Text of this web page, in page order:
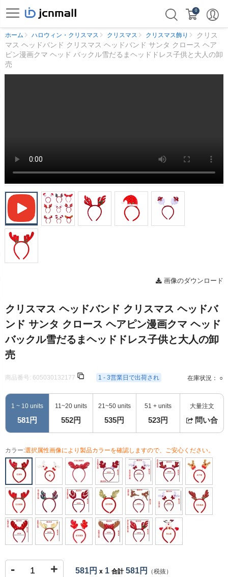
0
ホーム ハロウィン・クリスマス クリスマス クリスマス飾り
クリス
マス ヘッドバンド クリスマス ヘッドバンド サンタ クロース ヘア
ピン漫画クマ ヘッド バックル雪だるまヘッドドレス子供と大人の卸
売
画像のダウンロード
クリスマス ヘッドバンド クリスマス ヘッドバ
ンド サンタ クロース ヘアピン漫画クマ ヘッド
バックル雪だるまヘッドドレス子供と大人の卸
売
商品番号: 605030132177 1 - 3営業日で出荷され 在庫状況： ○
1 ~ 10 units
581円
11~20 units
552円
21~50 units
535円
51 + units
523円
大量注文
問い合
カラー:選択属性画像により製品カラーを確認しますので、ご安心ください。
- + 581円 x 1 合計581円 （税抜）